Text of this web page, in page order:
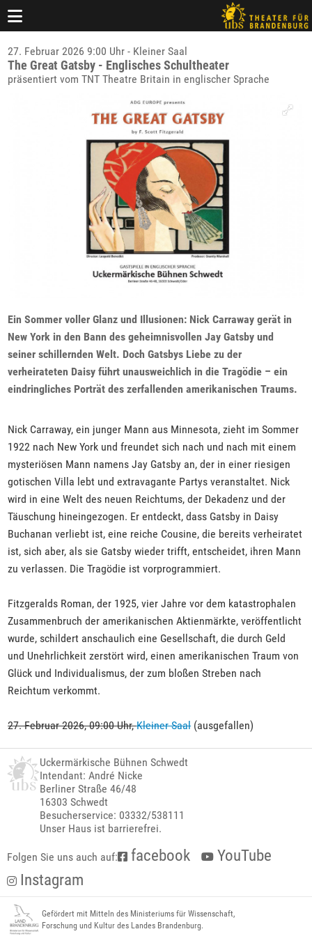
27. Februar 2026 9:00 Uhr - Kleiner Saal
The Great Gatsby - Englisches Schultheater
präsentiert vom TNT Theatre Britain in englischer Sprache
Ein Sommer voller Glanz und Illusionen: Nick Carraway gerät in
New York in den Bann des geheimnisvollen Jay Gatsby und
seiner schillernden Welt. Doch Gatsbys Liebe zu der
verheirateten Daisy führt unausweichlich in die Tragödie – ein
eindringliches Porträt des zerfallenden amerikanischen Traums.
Nick Carraway, ein junger Mann aus Minnesota, zieht im Sommer
1922 nach New York und freundet sich nach und nach mit einem
mysteriösen Mann namens Jay Gatsby an, der in einer riesigen
gotischen Villa lebt und extravagante Partys veranstaltet. Nick
wird in eine Welt des neuen Reichtums, der Dekadenz und der
Täuschung hineingezogen. Er entdeckt, dass Gatsby in Daisy
Buchanan verliebt ist, eine reiche Cousine, die bereits verheiratet
ist, sich aber, als sie Gatsby wieder trifft, entscheidet, ihren Mann
zu verlassen. Die Tragödie ist vorprogrammiert.
Fitzgeralds Roman, der 1925, vier Jahre vor dem katastrophalen
Zusammenbruch der amerikanischen Aktienmärkte, veröffentlicht
wurde, schildert anschaulich eine Gesellschaft, die durch Geld
und Unehrlichkeit zerstört wird, einen amerikanischen Traum von
Glück und Individualismus, der zum bloßen Streben nach
Reichtum verkommt.
27. Februar 2026, 09:00 Uhr,Kleiner Saal(ausgefallen)
Uckermärkische Bühnen Schwedt
Intendant: André Nicke
Berliner Straße 46/48
16303 Schwedt
Besucherservice: 03332/538111
Unser Haus ist barrierefrei.
Folgen Sie uns auch auf: facebook
YouTube
Instagram
Gefördert mit Mitteln des Ministeriums für Wissenschaft,
Forschung und Kultur des Landes Brandenburg.